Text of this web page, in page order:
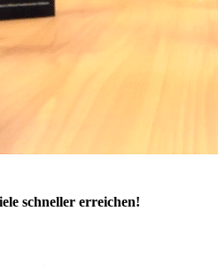
schneller erreichen!